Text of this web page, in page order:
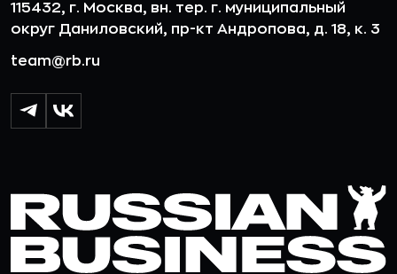
115432, г. Москва, вн. тер. г. муниципальный
округ Даниловский, пр-кт Андропова, д. 18, к. 3
team@rb.ru